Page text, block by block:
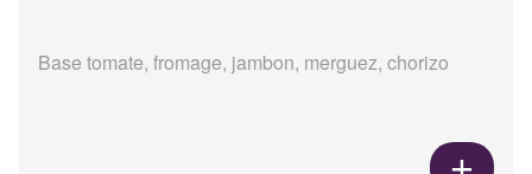
Base tomate, fromage, jambon, merguez, chorizo